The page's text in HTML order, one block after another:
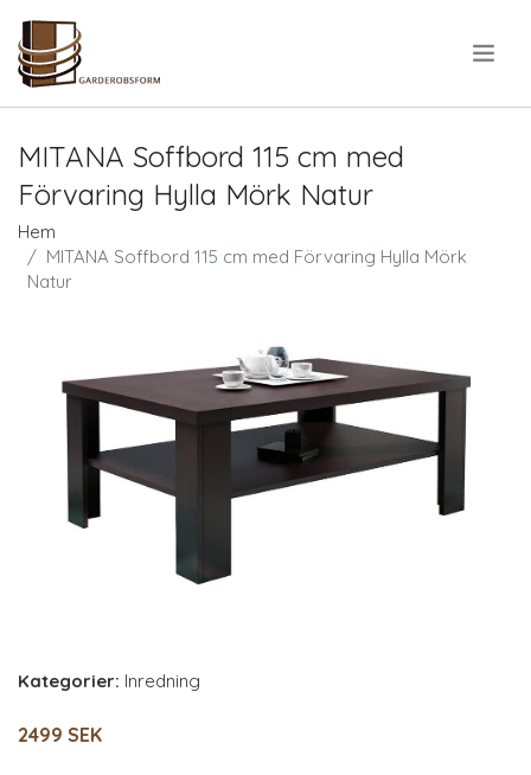
MITANA Soffbord 115 cm med
Förvaring Hylla Mörk Natur
Hem
MITANA Soffbord 115 cm med Förvaring Hylla Mörk
Natur
Kategorier: Inredning
2499 SEK